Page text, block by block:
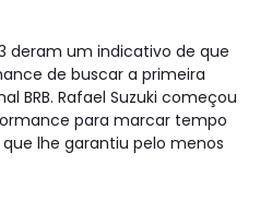
deram um indicativo de que
de buscar a primeira
BRB. Rafael Suzuki começou
para marcar tempo
lhe garantiu pelo menos